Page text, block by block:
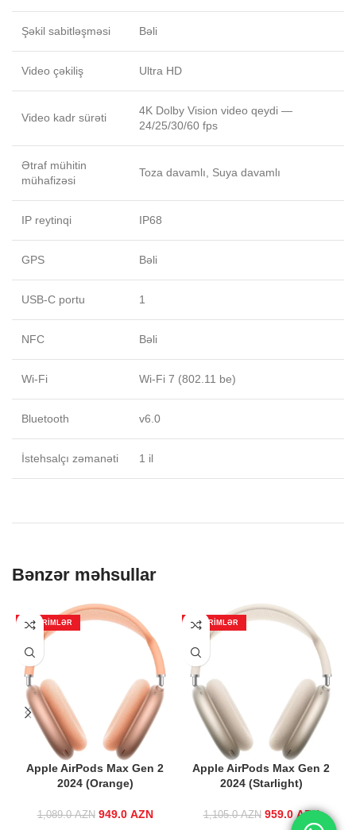
Şəkil sabitləşməsi Bəli
Video çəkiliş Ultra HD
Video kadr sürəti
4K Dolby Vision video qeydi —
24/25/30/60 fps
Ətraf mühitin
mühafizəsi
Toza davamlı, Suya davamlı
IP reytinqi IP68
GPS Bəli
USB-C portu 1
NFC Bəli
Wi-Fi Wi-Fi 7 (802.11 be)
Bluetooth v6.0
İstehsalçı zəmanəti 1 il
Bənzər məhsullar
ENDIRIMLƏR
Apple AirPods Max Gen 2
2024 (Orange)
1,089.0AZN
Original price
949.0 AZN
ENDIRIMLƏR
Apple AirPods Max Gen 2
2024 (Starlight)
1,105.0AZN
Original price
959.0AZN